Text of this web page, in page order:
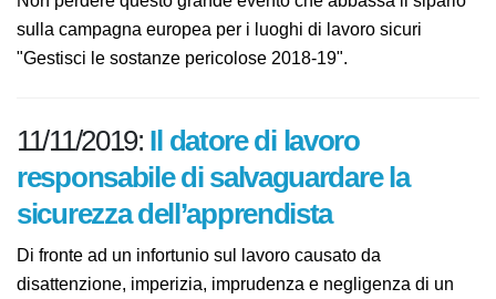
12/11/2019:Guarda dal vivo:
Healthy Workplaces Summit 2019
sipario sulla campagna europea per i luoghi di lavoro
sicuri "Gestisci le sostanze pericolose 2018-19".
11/11/2019: Il datore di lavoro
responsabile di salvaguardare la